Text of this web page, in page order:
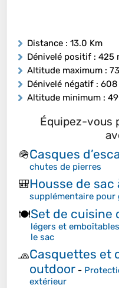
Distance : 13.0 Km
Dénivelé positif : 425
Altitude maximum :
Dénivelé négatif :
Altitude minimum :
Équipez-vous
🪖Casques
chutes de pierres
🎒Housse de sac
supplémentaire pour
🍽️Set de cuisine
légers et
le sac
🧢Casquettes et
outdoor -
extérieur